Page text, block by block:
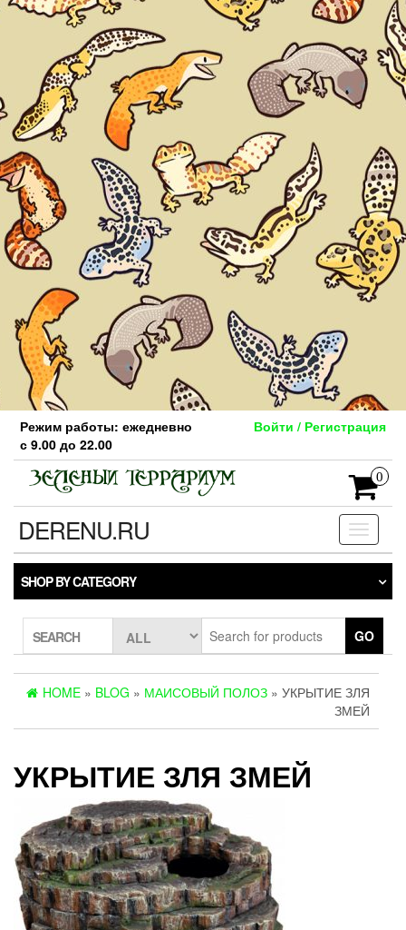
Skip
the
content
Режим работы: ежедневно
с 9.00 до 22.00
Войти / Регистрация
0
Toggle
DERENU.RU
SHOP BY CATEGORY
SEARCH GO
HOME » BLOG » МАИСОВЫЙ ПОЛОЗ » УКРЫТИЕ ЗЛЯ
ЗМЕЙ
УКРЫТИЕ ЗЛЯ ЗМЕЙ